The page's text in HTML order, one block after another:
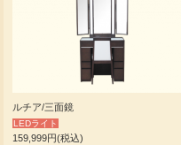
ルチア/三面鏡
LEDライト
159,999円(税込)